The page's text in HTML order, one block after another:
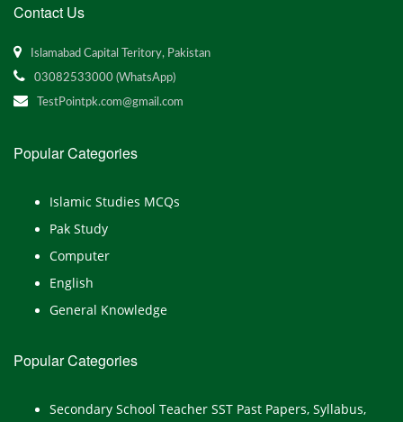
Contact Us
Islamabad Capital Teritory, Pakistan
03082533000 (WhatsApp)
TestPointpk.com@gmail.com
Popular Categories
Islamic Studies MCQs
Pak Study
Computer
English
General Knowledge
Popular Categories
Secondary School Teacher SST Past Papers, Syllabus,